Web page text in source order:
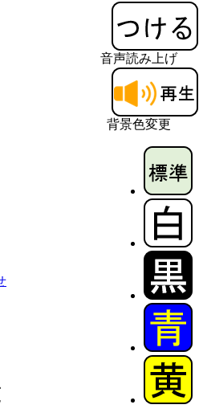
音声読み上げ
背景色変更